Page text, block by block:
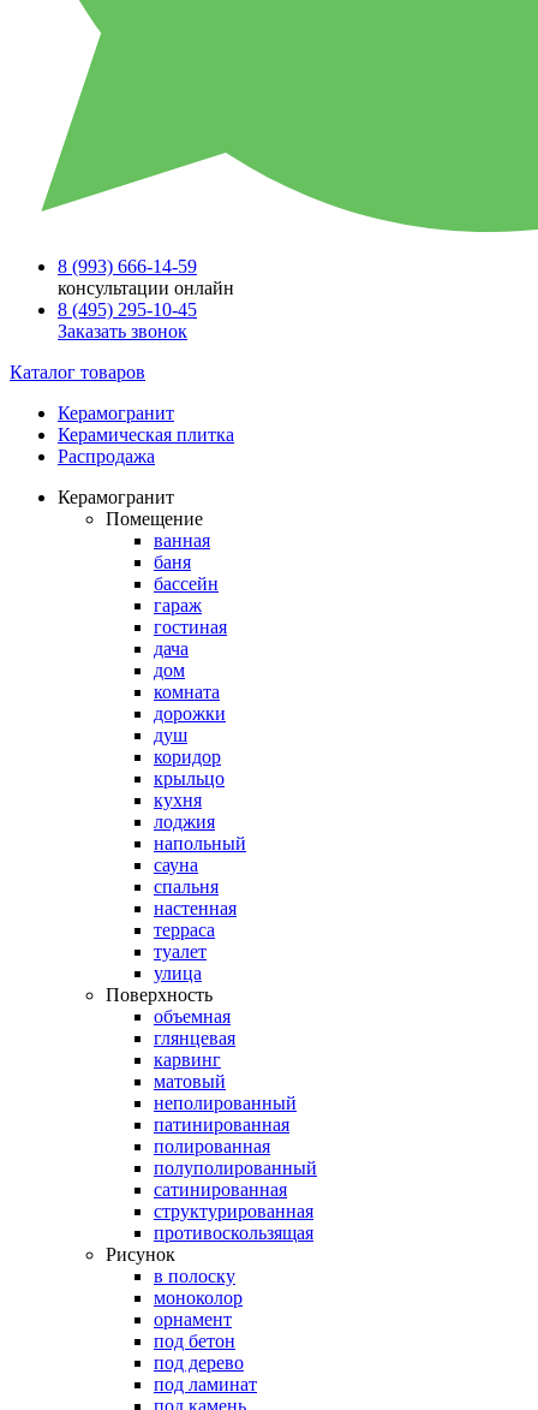
8 (993) 666-14-59
консультации онлайн
8 (495) 295-10-45
Заказать звонок
Каталог товаров
Керамогранит
Керамическая плитка
Распродажа
Керамогранит
Помещение
ванная
баня
бассейн
гараж
гостиная
дача
дом
комната
дорожки
душ
коридор
крыльцо
кухня
лоджия
напольный
сауна
спальня
настенная
терраса
туалет
улица
Поверхность
объемная
глянцевая
карвинг
матовый
неполированный
патинированная
полированная
полуполированный
сатинированная
структурированная
противоскользящая
Рисунок
в полоску
моноколор
орнамент
под бетон
под дерево
под ламинат
под камень